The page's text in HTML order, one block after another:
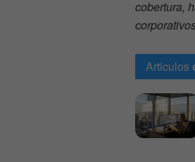
cobertura,
Articulos